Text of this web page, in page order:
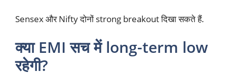
Sensex और Nifty दोनों strong breakout दिखा सकते हैं.
क्या EMI सच में long-term low
रहेगी?